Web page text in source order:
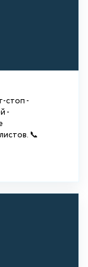
стоп -
-
📞